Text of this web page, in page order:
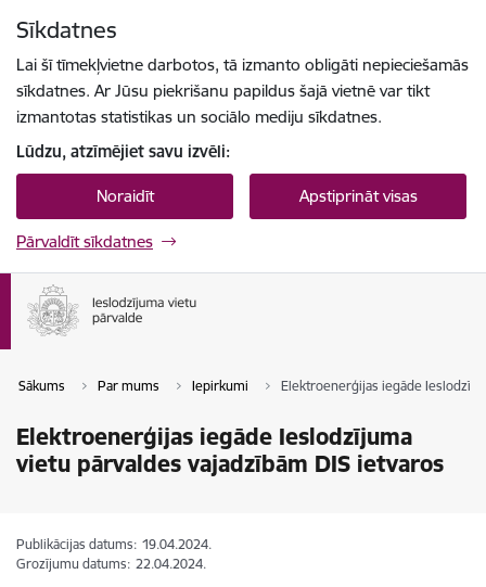
Sīkdatnes
Lai šī tīmekļvietne darbotos, tā izmanto obligāti nepieciešamās
sīkdatnes. Ar Jūsu piekrišanu papildus šajā vietnē var tikt
izmantotas statistikas un sociālo mediju sīkdatnes.
Lūdzu, atzīmējiet savu izvēli:
Noraidīt Apstiprināt visas
Pārvaldīt sīkdatnes
Sākums Par mums Iepirkumi Elektroenerģijas iegāde
Elektroenerģijas iegāde Ieslodzījuma
vietu pārvaldes vajadzībām DIS ietvaros
Publikācijas datums: 19.04.2024.
Grozījumu datums: 22.04.2024.